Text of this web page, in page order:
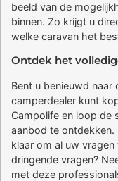
beeld van de
binnen. Zo krijgt u
welke caravan het
Ontdek het
Bent u benieuwd naar
camperdealer kunt
Campolife en loop de
aanbod te ontdekken.
klaar om al uw
dringende vragen?
met deze